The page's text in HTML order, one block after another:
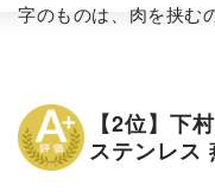
字のものは、肉を挟む
【2位】下
ステンレス